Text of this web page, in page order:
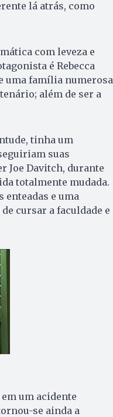
lá atrás, como
com leveza e
é Rebecca
uma família numerosa
além de ser a
tinha um
suas
Joe Davitch, durante
totalmente mudada.
enteadas e uma
cursar a faculdade e
um acidente
se ainda a